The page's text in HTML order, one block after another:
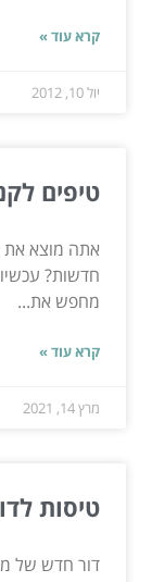
קרא עוד »
יול 10, 2012
טיפים
אתה מוצא את
חדשות?
מחפש את...
קרא עוד »
מרץ 14, 2021
טיסות
דור חדש של